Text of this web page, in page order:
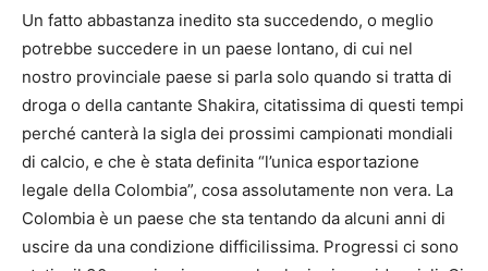
Un fatto abbastanza inedito sta succedendo, o meglio
potrebbe succedere in un paese lontano, di cui nel
nostro provinciale paese si parla solo quando si tratta di
droga o della cantante Shakira, citatissima di questi tempi
perché canterà la sigla dei prossimi campionati mondiali
di calcio, e che è stata definita “l’unica esportazione
legale della Colombia”, cosa assolutamente non vera. La
Colombia è un paese che sta tentando da alcuni anni di
uscire da una condizione difficilissima. Progressi ci sono